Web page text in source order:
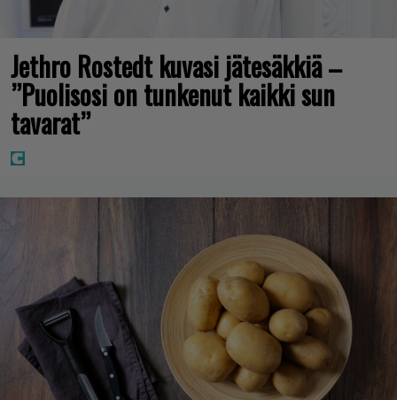
Jethro Rostedt kuvasi jätesäkkiä –
”Puolisosi on tunkenut kaikki sun
tavarat”